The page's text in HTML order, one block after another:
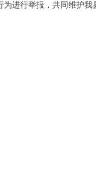
进行举报，共同维护我